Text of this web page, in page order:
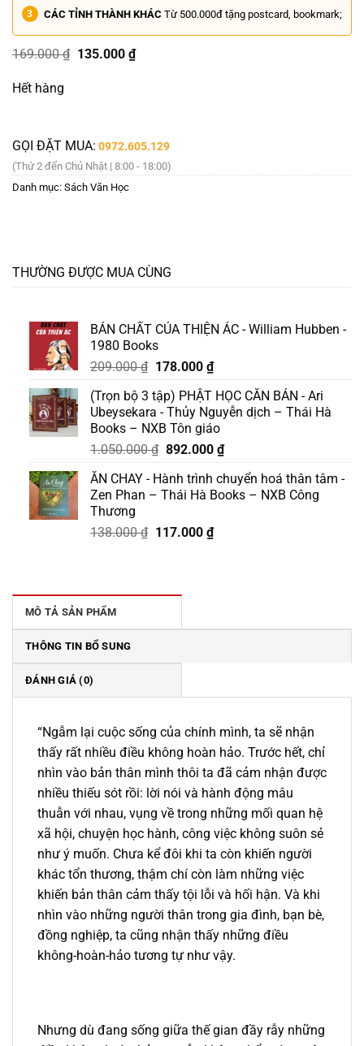
CÁC TỈNH THÀNH KHÁC Từ 500.000đ tặng postcard, bookmark;
169.000₫ Giá
135.000 ₫Giá
Hết hàng
GỌI ĐẶT MUA: 0972.605.129
(Thứ 2 đến Chủ Nhật | 8:00 - 18:00)
Danh mục: Sách Văn Học
THƯỜNG ĐƯỢC MUA CÙNG
BẢN CHẤT CỦA THIỆN ÁC - William Hubben -
1980 Books
209.000₫ Giá
là:
209.000 ₫.
178.000 ₫Giá
tại
là:
178.000 ₫.
(Trọn bộ 3 tập) PHẬT HỌC CĂN BẢN - Ari
Ubeysekara - Thủy Nguyễn dịch – Thái Hà
Books – NXB Tôn giáo
1.050.000₫ Giá
là:
1.050.000 ₫.
892.000 ₫Giá
tại
là:
ĂN CHAY - Hành trình chuyển hoá thân tâm -
Zen Phan – Thái Hà Books – NXB Công
Thương
138.000₫ Giá
117.000 ₫Giá
MÔ TẢ SẢN PHẨM
THÔNG TIN BỔ SUNG
ĐÁNH GIÁ (0)
“Ngẫm lại cuộc sống của chính mình, ta sẽ nhận
thấy rất nhiều điều không hoàn hảo. Trước hết, chỉ
nhìn vào bản thân mình thôi ta đã cảm nhận được
nhiều thiếu sót rồi: lời nói và hành động mâu
thuẫn với nhau, vụng về trong những mối quan hệ
xã hội, chuyện học hành, công việc không suôn sẻ
như ý muốn. Chưa kể đôi khi ta còn khiến người
khác tổn thương, thậm chí còn làm những việc
khiến bản thân cảm thấy tội lỗi và hối hận. Và khi
nhìn vào những người thân trong gia đình, bạn bè,
đồng nghiệp, ta cũng nhận thấy những điều
không-hoàn-hảo tương tự như vậy.
Nhưng dù đang sống giữa thế gian đầy rẫy những